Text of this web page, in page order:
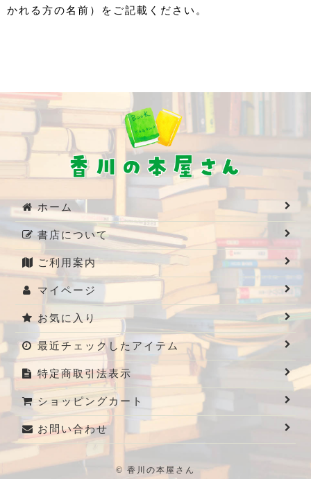
かれる方の名前）をご記載ください。
ホーム
書店について
ご利用案内
マイページ
お気に入り
最近チェックしたアイテム
特定商取引法表示
ショッピングカート
お問い合わせ
© 香川の本屋さん